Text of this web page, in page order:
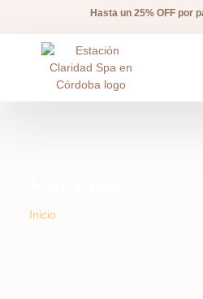
Hasta un 25% OFF por
Inicio